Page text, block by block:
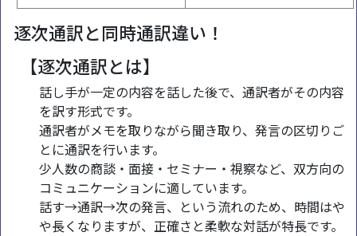
逐次通訳と同時通訳違い！
【逐次通訳とは】
話し手が一定の内容を話した後で、通訳者がその内容
を訳す形式です。
通訳者がメモを取りながら聞き取り、発言の区切りご
とに通訳を行います。
少人数の商談・面接・セミナー・視察など、双方向の
コミュニケーションに適しています。
話す→通訳→次の発言、という流れのため、時間はや
や長くなりますが、正確さと柔軟な対話が特長です。